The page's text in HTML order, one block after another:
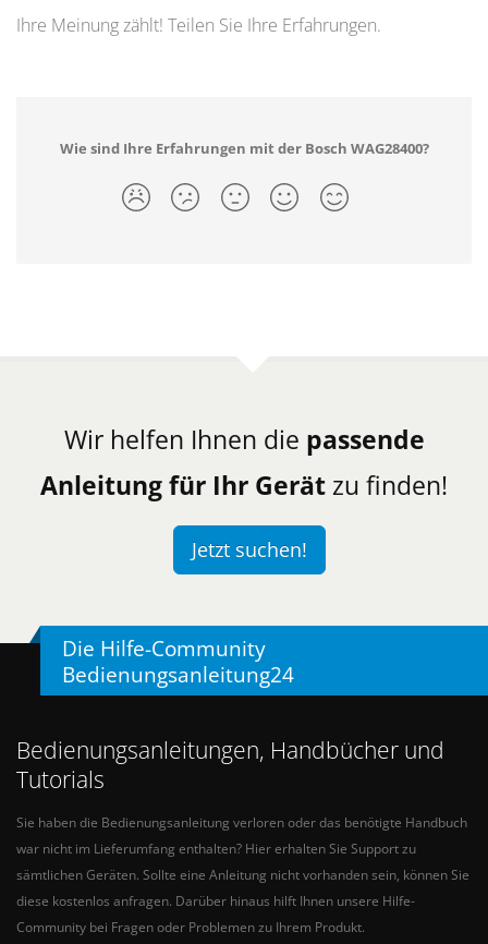
Ihre Meinung zählt! Teilen Sie Ihre Erfahrungen.
Wie sind Ihre Erfahrungen mit der Bosch WAG28400?
Wir helfen Ihnen die passende
Anleitung für Ihr Gerät zu finden!
Jetzt suchen!
Die Hilfe-Community
Bedienungsanleitung24
Bedienungsanleitungen, Handbücher und
Tutorials
Sie haben die Bedienungsanleitung verloren oder das benötigte Handbuch
war nicht im Lieferumfang enthalten? Hier erhalten Sie Support zu
sämtlichen Geräten. Sollte eine Anleitung nicht vorhanden sein, können Sie
diese kostenlos anfragen. Darüber hinaus hilft Ihnen unsere Hilfe-
Community bei Fragen oder Problemen zu Ihrem Produkt.